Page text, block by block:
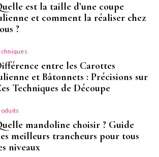
est la taille d’une coupe
et comment la réaliser chez
?
entre les Carottes
et Bâtonnets : Précisions sur
Techniques de Découpe
mandoline choisir ? Guide
meilleurs trancheurs pour tous
niveaux